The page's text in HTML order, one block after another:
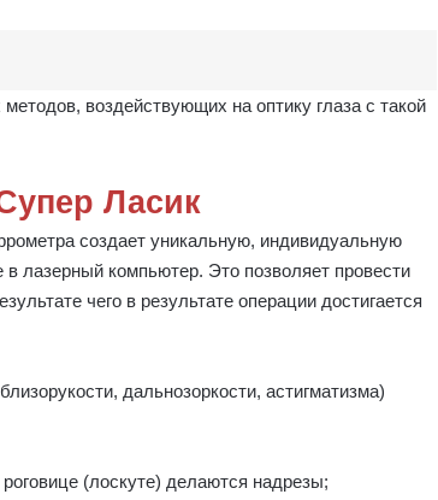
воздействующих на оптику глаза с такой
Ласик
создает уникальную, индивидуальную
в лазерный компьютер. Это позволяет провести
чего в результате операции достигается
дальнозоркости, астигматизма)
(лоскуте) делаются надрезы;